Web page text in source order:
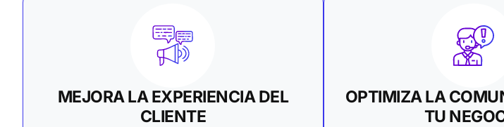
MEJORA LA EXPERIENCIA DEL
CLIENTE
OPTIMIZA LA
TU